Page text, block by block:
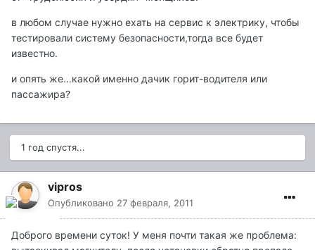
в любом случае нужно ехать на сервис к электрику, чтобы
тестировали систему безопасности,тогда все будет
известно.
и опять же...какой именно дачик горит-водителя или
пассажира?
1 год спустя...
vipros
Опубликовано 27 февраля, 2011
Доброго времени суток! У меня почти такая же проблема: